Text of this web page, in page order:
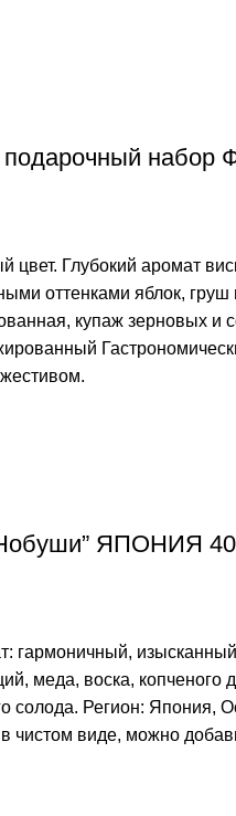
набор
цвет. Глубокий аромат
оттенками яблок,
купаж зерновых и
ЯПОНИЯ
гармоничный,
меда, воска,
солода. Регион:
чистом виде, можно